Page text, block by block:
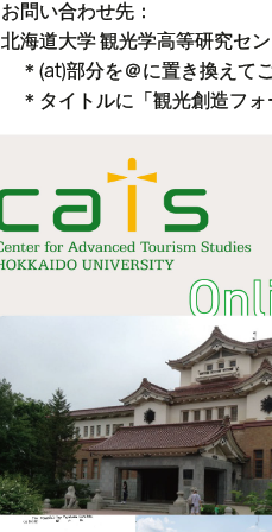
お問い合わせ先：
北海道大学 観光学高等研究セ
＊(at)部分を＠に置き換えて
＊タイトルに「観光創造フォ